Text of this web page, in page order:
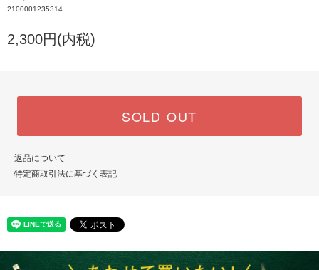
2100001235314
2,300円(内税)
SOLD OUT
返品について
特定商取引法に基づく表記